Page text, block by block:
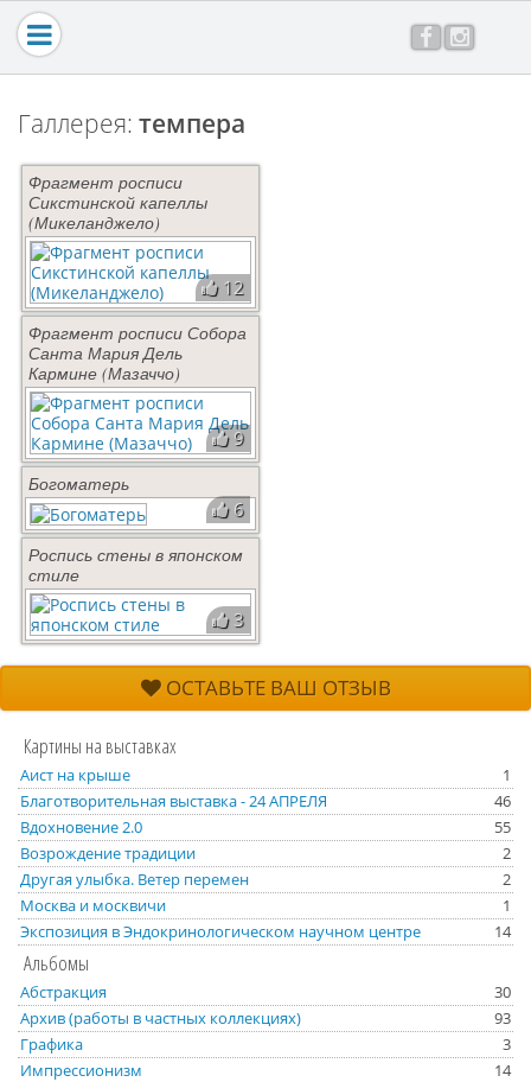
Перейти к основному содержанию
Галерея
Картины в интерьере
Цены
Контакты
Обо мне
Блог
Все отзывы
Мастер-класс
Галлерея: темпера
Фрагмент росписи
Сикстинской капеллы
(Микеланджело)
12
Фрагмент росписи Собора
Санта Мария Дель
Кармине (Мазаччо)
9
Богоматерь
6
Роспись стены в японском
стиле
3
ОСТАВЬТЕ ВАШ ОТЗЫВ
Картины на выставках
Аист на крыше
1
Благотворительная выставка - 24 АПРЕЛЯ
46
Вдохновение 2.0
55
Возрождение традиции
2
Другая улыбка. Ветер перемен
2
Москва и москвичи
1
Экспозиция в Эндокринологическом научном центре
14
Альбомы
Абстракция
30
Архив (работы в частных коллекциях)
93
Графика
3
Импрессионизм
14